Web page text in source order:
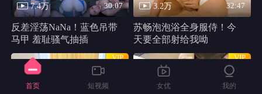
7.4万 30:07
反差淫荡NaNa！蓝色吊带
马甲 羞耻骚气抽插
3.2万 32:47
苏畅泡泡浴全身服侍！今
天要全部射给我呦
VIP VIP
首页 短视频 女优 我的